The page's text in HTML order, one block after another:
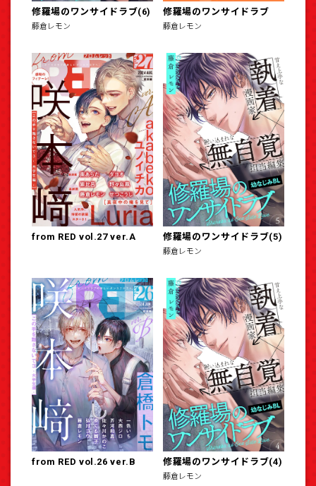
修羅場のワンサイドラブ(6)
藤倉レモン
修羅場のワンサイドラブ
藤倉レモン
from RED vol.27 ver.A 修羅場のワンサイドラブ(5)
藤倉レモン
from RED vol.26 ver.B 修羅場のワンサイドラブ(4)
藤倉レモン